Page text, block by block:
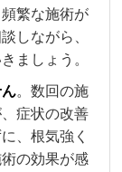
繁な施術が
しながら、
ましょう。
。数回の施
症状の改善
、根気強く
の効果が感